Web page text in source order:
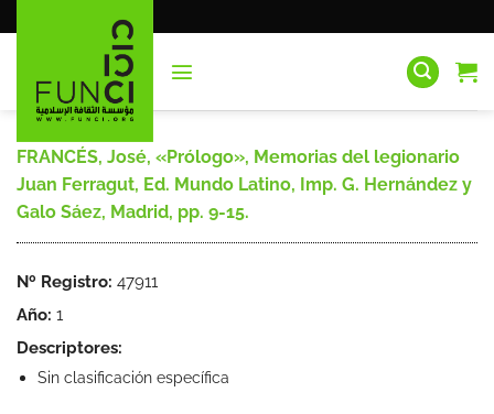
al
FRANCÉS, José, «Prólogo», Memorias del legionario
Juan Ferragut, Ed. Mundo Latino, Imp. G. Hernández y
Galo Sáez, Madrid, pp. 9-15.
Nº Registro: 47911
Año: 1
Descriptores:
Sin clasificación específica